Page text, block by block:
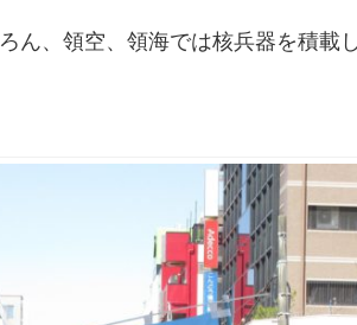
、領空、領海では核兵器を積載